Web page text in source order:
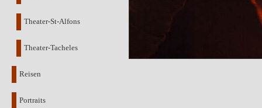
Theater-St-Alfons
Theater-Tacheles
Reisen
Portraits